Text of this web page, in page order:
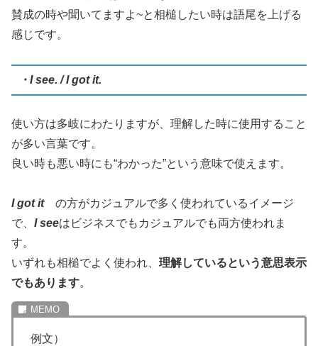
賛成の時や聞いてますよ~と相槌したい時は語尾を上げる
感じです。
・I see. / I got it.
使い方は多岐にわたりますが、理解した時に使用すること
が多い言葉です。
良い時も悪い時にも“わかった”という意味で使えます。
I got itの方がカジュアルで多く使われているイメージ
で、 I seeはビジネスでもカジュアルでも両方使われま
す。
いずれも相槌でよく使われ、 理解しているという意思表示
でもあります。
例文）